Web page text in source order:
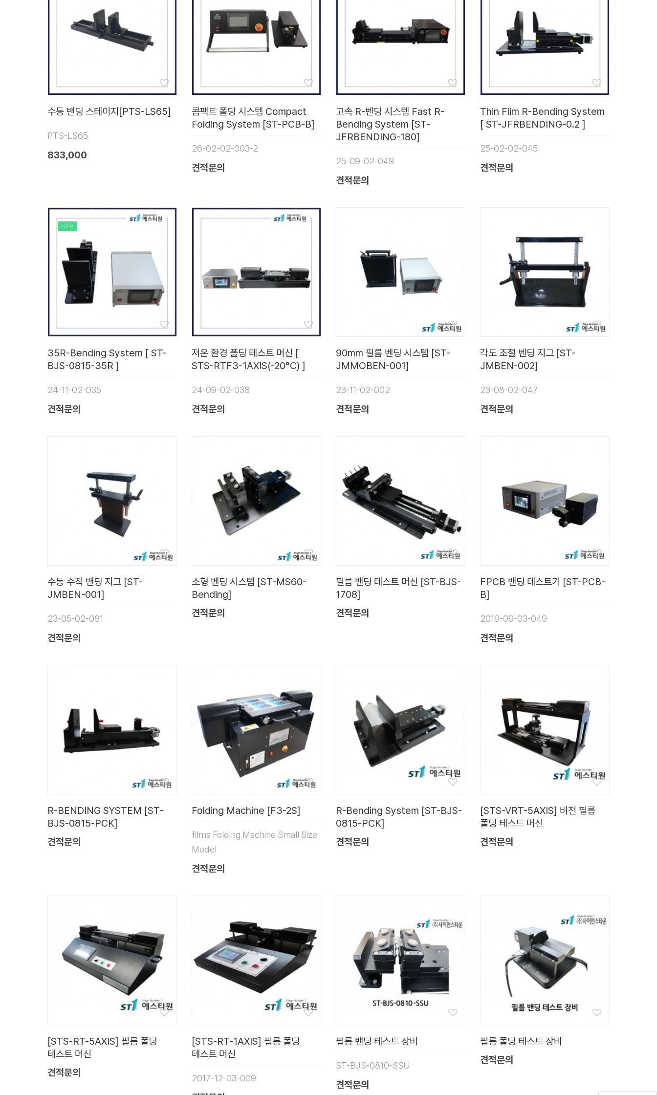
수동 밴딩 스테이지[PTS-LS65]
PTS-LS65
833,000
콤팩트 폴딩 시스템 Compact
Folding System [ST-PCB-B]
26-02-02-003-2
견적문의
고속 R-벤딩 시스템 Fast R-
Bending System [ST-
JFRBENDING-180]
25-09-02-049
견적문의
Thin Flim R-Bending System
[ ST-JFRBENDING-0.2 ]
25-02-02-045
견적문의
NEW
35R-Bending System [ ST-
BJS-0815-35R ]
24-11-02-035
견적문의
저온 환경 폴딩 테스트 머신 [
STS-RTF3-1AXIS(-20°C) ]
24-09-02-038
견적문의
90mm 필름 벤딩 시스템 [ST-
JMMOBEN-001]
23-11-02-002
견적문의
각도 조절 벤딩 지그 [ST-
JMBEN-002]
23-08-02-047
견적문의
수동 수직 밴딩 지그 [ST-
JMBEN-001]
23-05-02-081
견적문의
소형 벤딩 시스템 [ST-MS60-
Bending]
견적문의
필름 밴딩 테스트 머신 [ST-BJS-
1708]
견적문의
FPCB 밴딩 테스트기 [ST-PCB-
B]
2019-09-03-049
견적문의
R-BENDING SYSTEM [ST-
BJS-0815-PCK]
견적문의
Folding Machine [F3-2S]
films Folding Machine Small Size
Model
견적문의
R-Bending System [ST-BJS-
0815-PCK]
견적문의
[STS-VRT-5AXIS] 비전 필름
폴딩 테스트 머신
견적문의
[STS-RT-5AXIS] 필름 폴딩
테스트 머신
견적문의
[STS-RT-1AXIS] 필름 폴딩
테스트 머신
2017-12-03-009
필름 밴딩 테스트 장비
ST-BJS-0810-SSU
견적문의
필름 폴딩 테스트 장비
견적문의